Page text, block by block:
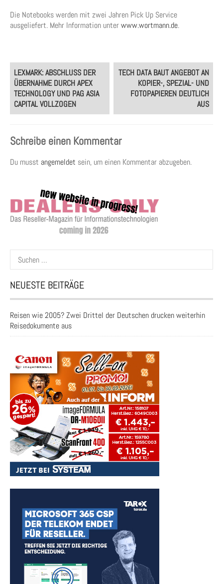
Die Notebooks werden mit zwei Jahren Pick Up Service
ausgeliefert. Mehr Information unterwww.wortmann.de.
Post
navigation
LEXMARK: ABSCHLUSS DER
ÜBERNAHME DURCH APEX
TECHNOLOGY UND PAG ASIA
CAPITAL VOLLZOGEN
TECH DATA BAUT ANGEBOT AN
KOPIER-, SPEZIAL- UND
FOTOPAPIEREN DEUTLICH
AUS
Schreibe einen Kommentar
Du musst angemeldet sein, um einen Kommentar abzugeben.
Suchen
nach:
NEUESTE BEITRÄGE
Reisen wie 2005? Zwei Drittel der Deutschen drucken weiterhin
Reisedokumente aus